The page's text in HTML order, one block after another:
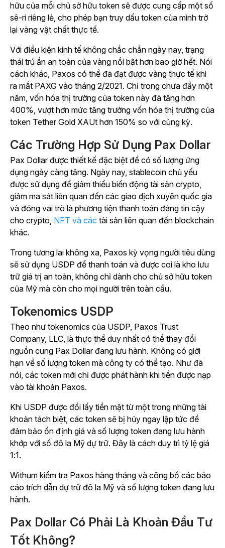
hữu của mỗi chủ sở hữu token sẽ được cung cấp một số
sê-ri riêng lẻ, cho phép bạn truy dấu token của mình trở
lại vàng vật chất thực tế.
Với điều kiện kinh tế không chắc chắn ngày nay, trạng
thái trú ẩn an toàn của vàng nổi bật hơn bao giờ hết. Nói
cách khác, Paxos có thể đã đạt được vàng thực tế khi
ra mắt PAXG vào tháng 2/2021. Chỉ trong chưa đầy một
năm, vốn hóa thị trường của token này đã tăng hơn
400%, vượt hơn mức tăng trưởng vốn hóa thị trường của
token Tether Gold XAUt hơn 150% so với cùng kỳ.
Các Trường Hợp Sử Dụng Pax Dollar
Pax Dollar được thiết kế đặc biệt để có số lượng ứng
dụng ngày càng tăng. Ngày nay, stablecoin chủ yếu
được sử dụng để giảm thiểu biến động tài sản crypto,
giảm ma sát liên quan đến các giao dịch xuyên quốc gia
và đóng vai trò là phương tiện thanh toán đáng tin cậy
cho crypto, NFT và các tài sản liên quan đến blockchain
khác.
Trong tương lai không xa, Paxos kỳ vọng người tiêu dùng
sẽ sử dụng USDP để thanh toán và được coi là kho lưu
trữ giá trị an toàn, không chỉ dành cho chủ sở hữu token
của Mỹ mà còn cho mọi người trên toàn cầu.
Tokenomics USDP
Theo như tokenomics của USDP, Paxos Trust
Company, LLC, là thực thể duy nhất có thể thay đổi
nguồn cung Pax Dollar đang lưu hành. Không có giới
hạn về số lượng token mà công ty có thể tạo. Như đã
nói, các token mới chỉ được phát hành khi tiền được nạp
vào tài khoản Paxos.
Khi USDP được đổi lấy tiền mặt từ một trong những tài
khoản tách biệt, các token sẽ bị hủy ngay lập tức để
đảm bảo ổn định giá và số lượng token đang lưu hành
khớp với số đô la Mỹ dự trữ. Đây là cách duy trì tỷ lệ giá
1:1.
Withum kiểm tra Paxos hàng tháng và công bố các báo
cáo trích dẫn dự trữ đô la Mỹ và số lượng token đang lưu
hành.
Pax Dollar Có Phải Là Khoản Đầu Tư
Tốt Không?